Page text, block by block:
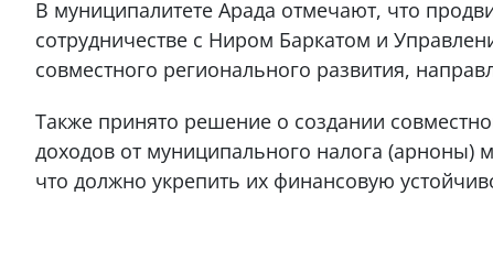
В муниципалитете Арада отмечают, что
сотрудничестве с Ниром Баркатом и
совместного регионального развития,
Также принято решение о создании
доходов от муниципального налога (арноны)
что должно укрепить их финансовую